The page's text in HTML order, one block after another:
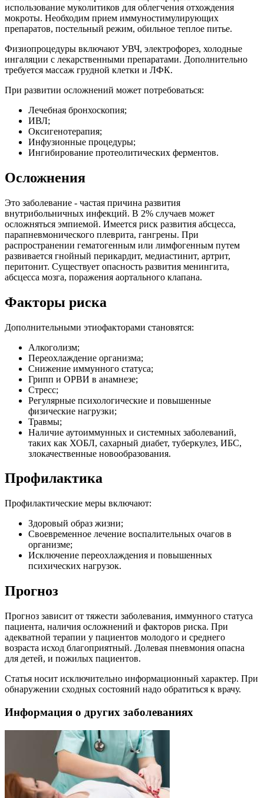
использование муколитиков для облегчения отхождения
мокроты. Необходим прием иммуностимулирующих
препаратов, постельный режим, обильное теплое питье.
Физиопроцедуры включают УВЧ, электрофорез, холодные
ингаляции с лекарственными препаратами. Дополнительно
требуется массаж грудной клетки и ЛФК.
При развитии осложнений может потребоваться:
Лечебная бронхоскопия;
ИВЛ;
Оксигенотерапия;
Инфузионные процедуры;
Ингибирование протеолитических ферментов.
Осложнения
Это заболевание - частая причина развития
внутрибольничных инфекций. В 2% случаев может
осложняться эмпиемой. Имеется риск развития абсцесса,
парапневмонического плеврита, гангрены. При
распространении гематогенным или лимфогенным путем
развивается гнойный перикардит, медиастинит, артрит,
перитонит. Существует опасность развития менингита,
абсцесса мозга, поражения аортального клапана.
Факторы риска
Дополнительными этиофакторами становятся:
Алкоголизм;
Переохлаждение организма;
Снижение иммунного статуса;
Грипп и ОРВИ в анамнезе;
Стресс;
Регулярные психологические и повышенные
физические нагрузки;
Травмы;
Наличие аутоиммунных и системных заболеваний,
таких как ХОБЛ, сахарный диабет, туберкулез, ИБС,
злокачественные новообразования.
Профилактика
Профилактические меры включают:
Здоровый образ жизни;
Своевременное лечение воспалительных очагов в
организме;
Исключение переохлаждения и повышенных
психических нагрузок.
Прогноз
Прогноз зависит от тяжести заболевания, иммунного статуса
пациента, наличия осложнений и факторов риска. При
адекватной терапии у пациентов молодого и среднего
возраста исход благоприятный. Долевая пневмония опасна
для детей, и пожилых пациентов.
Статья носит исключительно информационный характер. При
обнаружении сходных состояний надо обратиться к врачу.
Информация о других заболеваниях